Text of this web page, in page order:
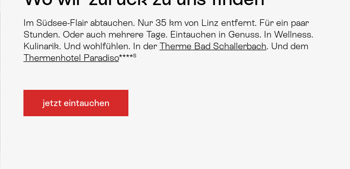
Im Südsee-Flair abtauchen. Nur 35 km von Linz entfernt. Für ein paar
Stunden. Oder auch mehrere Tage. Eintauchen in Genuss. In Wellness.
Kulinarik. Und wohlfühlen. In der Therme Bad Schallerbach. Und dem
Thermenhotel Paradiso****s
jetzt eintauchen